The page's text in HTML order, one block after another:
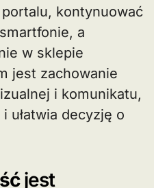
kontynuować
a
w sklepie
jest zachowanie
i komunikatu,
ułatwia decyzję o
jest